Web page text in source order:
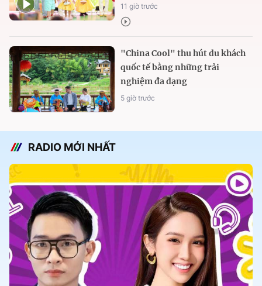
11 giờ trước
"China Cool" thu hút du khách
quốc tế bằng những trải
nghiệm đa dạng
5 giờ trước
RADIO MỚI NHẤT